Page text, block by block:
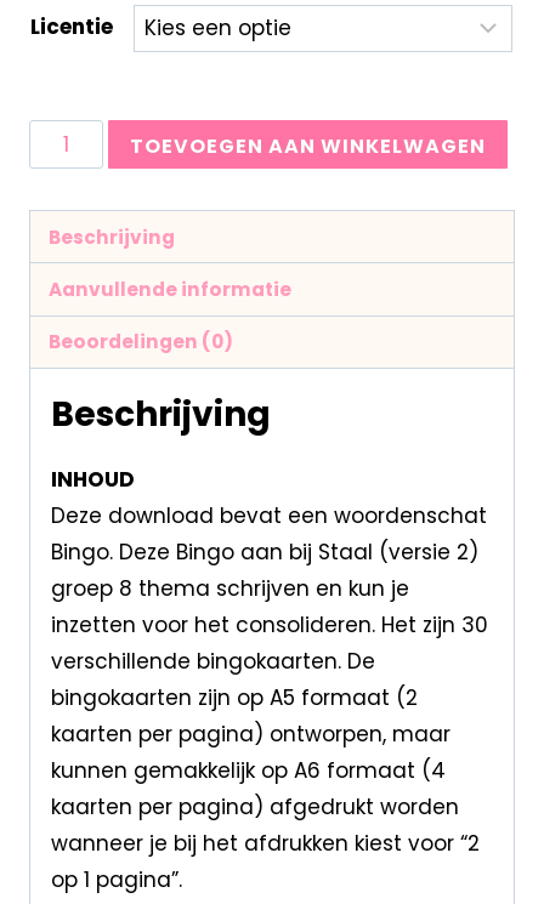
Licentie
TOEVOEGEN AAN WINKELWAGEN
Beschrijving
Aanvullende informatie
Beoordelingen (0)
Beschrijving
INHOUD
Deze download bevat een woordenschat
Bingo. Deze Bingo aan bij Staal (versie 2)
groep 8 thema schrijven en kun je
inzetten voor het consolideren. Het zijn 30
verschillende bingokaarten. De
bingokaarten zijn op A5 formaat (2
kaarten per pagina) ontworpen, maar
kunnen gemakkelijk op A6 formaat (4
kaarten per pagina) afgedrukt worden
wanneer je bij het afdrukken kiest voor “2
op 1 pagina”.